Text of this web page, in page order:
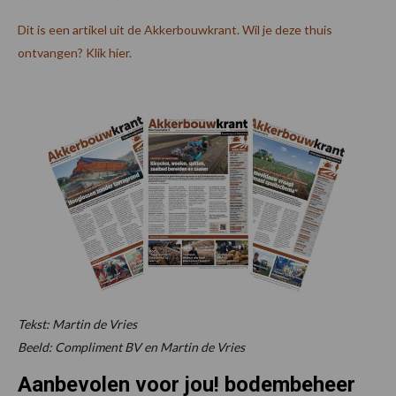
Dit is een artikel uit de Akkerbouwkrant. Wil je deze thuis
ontvangen? Klik hier.
Tekst: Martin de Vries
Beeld: Compliment BV en Martin de Vries
Aanbevolen voor jou! bodembeheer